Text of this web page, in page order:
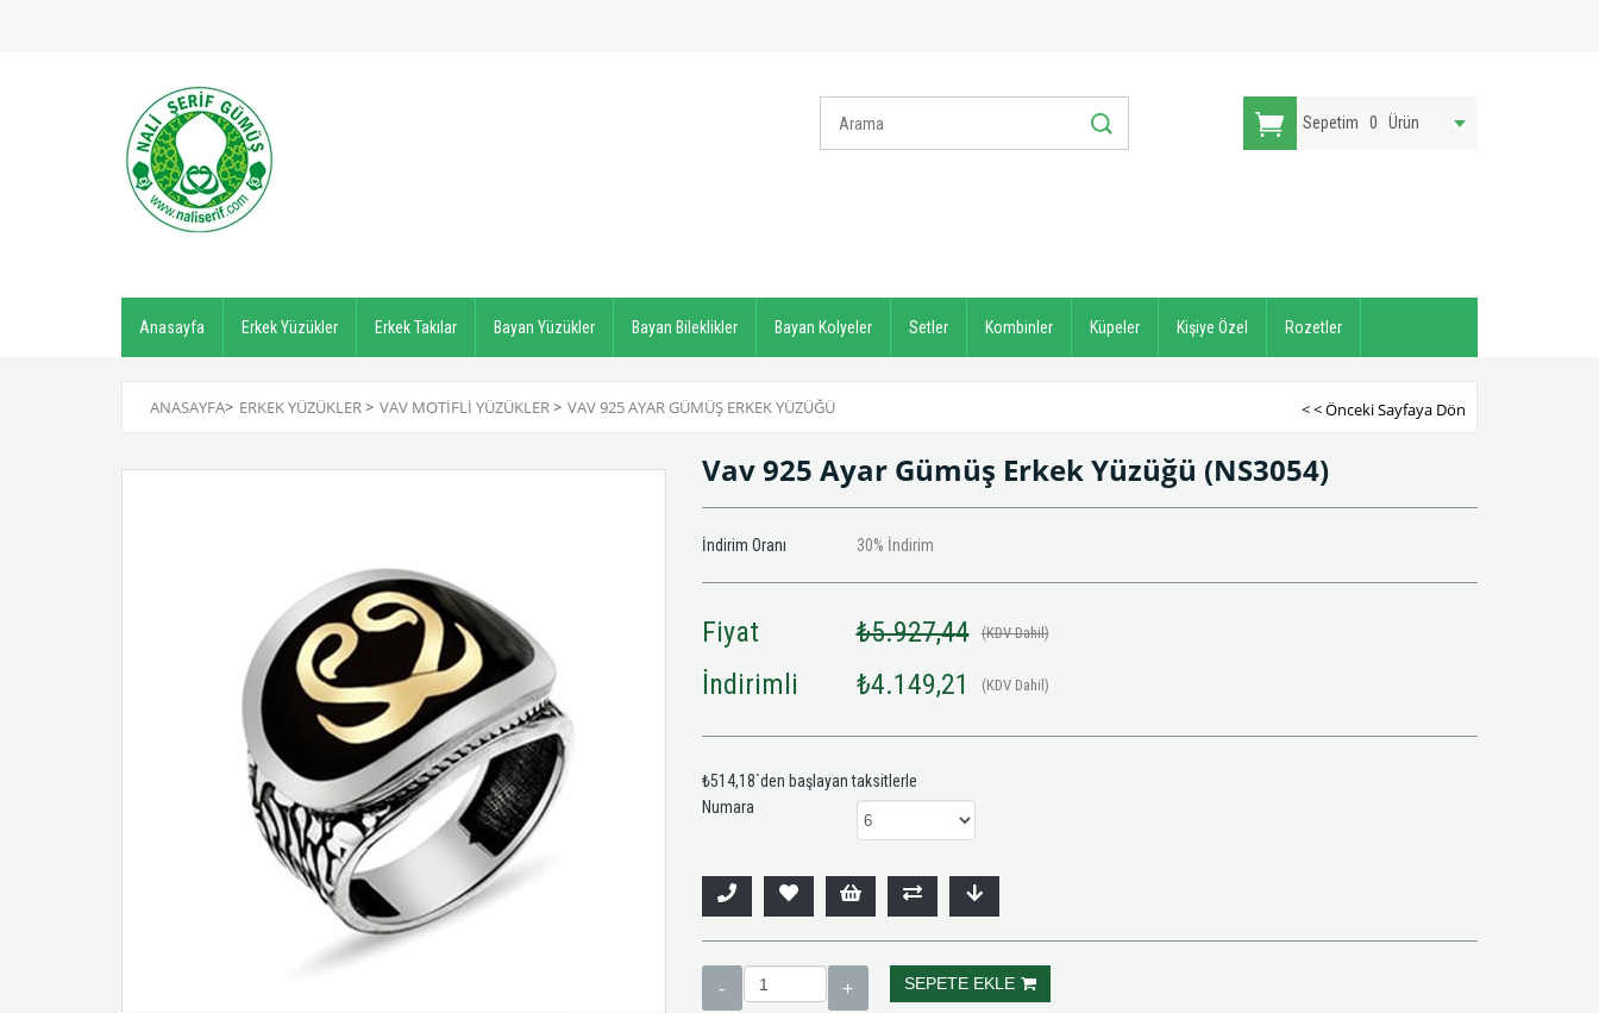
Sepetim 0 Ürün
Anasayfa Erkek Yüzükler Erkek Takılar Bayan Yüzükler Bayan Bileklikler Bayan Kolyeler Setler Kombinler Küpeler Kişiye Özel Rozetler
ANASAYFA> ERKEK YÜZÜKLER> VAV MOTIFLI YÜZÜKLER> VAV 925 AYAR GÜMÜŞ ERKEK YÜZÜĞÜ < < Önceki Sayfaya Dön
Vav 925 Ayar Gümüş Erkek Yüzüğü (NS3054)
İndirim Oranı %
30 İndirim
Fiyat ₺5.927,44 (KDV Dahil)
İndirimli ₺4.149,21 (KDV Dahil)
₺514,18`den başlayan taksitlerle
Numara